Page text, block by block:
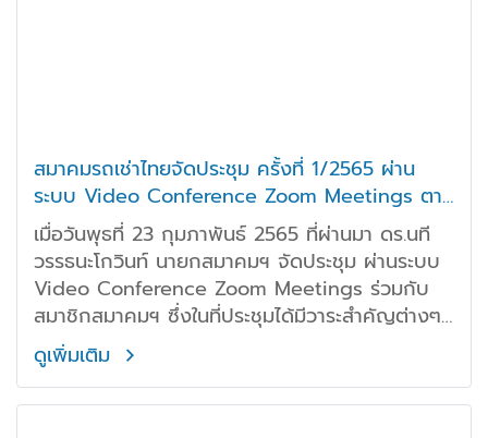
สมาคมรถเช่าไทยจัดประชุม ครั้งที่ 1/2565 ผ่าน
ระบบ Video Conference Zoom Meetings ตาม
มาตรการป้องกันไวรัส Covid-19
เมื่อวันพุธที่ 23 กุมภาพันธ์ 2565 ที่ผ่านมา ดร.นที
วรรธนะโกวินท์ นายกสมาคมฯ จัดประชุม ผ่านระบบ
Video Conference Zoom Meetings ร่วมกับ
สมาชิกสมาคมฯ ซึ่งในที่ประชุมได้มีวาระสำคัญต่างๆ
อาทิ การเลือกตั้งนายกสมาคมรถเช่าไทย ประจำปี
2565-2566
ดูเพิ่มเติม